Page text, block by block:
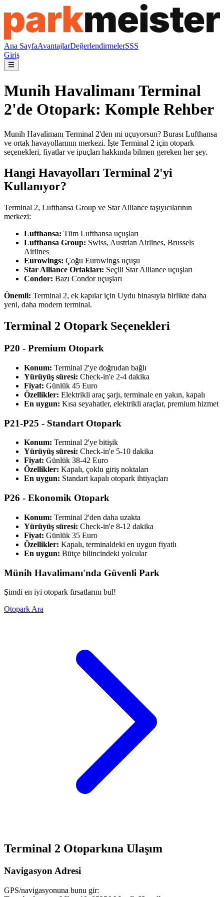
Ana SayfaAvantajlarDeğerlendirmelerSSS
Giriş
Munih Havalimanı Terminal
2'de Otopark: Komple Rehber
Munih Havalimanı Terminal 2'den mi uçuyorsun? Burası Lufthansa
ve ortak havayollarının merkezi. İşte Terminal 2 için otopark
seçenekleri, fiyatlar ve ipuçları hakkında bilmen gereken her şey.
Hangi Havayolları Terminal 2'yi
Kullanıyor?
Terminal 2, Lufthansa Group ve Star Alliance taşıyıcılarının
merkezi:
Lufthansa: Tüm Lufthansa uçuşları
Lufthansa Group: Swiss, Austrian Airlines, Brussels
Airlines
Eurowings: Çoğu Eurowings uçuşu
Star Alliance Ortakları: Seçili Star Alliance uçuşları
Condor: Bazı Condor uçuşları
Önemli: Terminal 2, ek kapılar için Uydu binasıyla birlikte daha
yeni, daha modern terminal.
Terminal 2 Otopark Seçenekleri
P20 - Premium Otopark
Konum: Terminal 2'ye doğrudan bağlı
Yürüyüş süresi: Check-in'e 2-4 dakika
Fiyat: Günlük 45 Euro
Özellikler: Elektrikli araç şarjı, terminale en yakın, kapalı
En uygun: Kısa seyahatler, elektrikli araçlar, premium hizmet
P21-P25 - Standart Otopark
Konum: Terminal 2'ye bitişik
Yürüyüş süresi: Check-in'e 5-10 dakika
Fiyat: Günlük 38-42 Euro
Özellikler: Kapalı, çoklu giriş noktaları
En uygun: Standart kapalı otopark ihtiyaçları
P26 - Ekonomik Otopark
Konum: Terminal 2'den daha uzakta
Yürüyüş süresi: Check-in'e 8-12 dakika
Fiyat: Günlük 35 Euro
Özellikler: Kapalı, terminaldeki en uygun fiyatlı
En uygun: Bütçe bilincindeki yolcular
Münih Havalimanı'nda Güvenli Park
Şimdi en iyi otopark fırsatlarını bul!
Otopark Ara
Terminal 2 Otoparkına Ulaşım
Navigasyon Adresi
GPS/navigasyonuna bunu gir: